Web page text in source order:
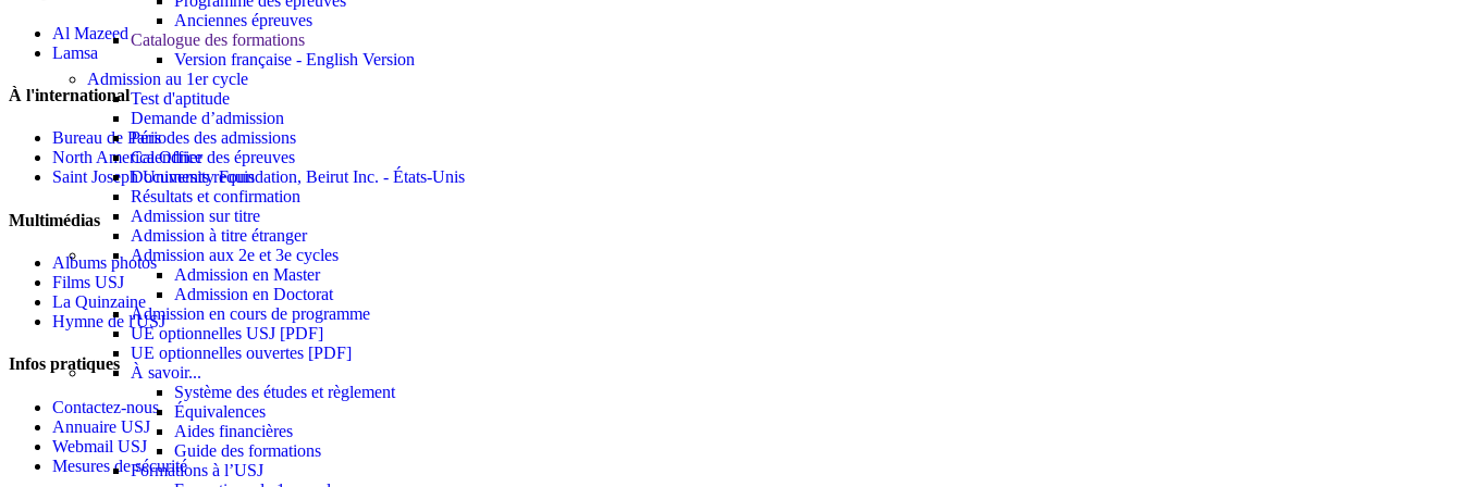
Anciennes épreuves
Catalogue des formations
Version française - English Version
Admission au 1er cycle
Test d'aptitude
Demande d’admission
Périodes des admissions
Calendrier des épreuves
Documents requis
Résultats et confirmation
Admission sur titre
Admission à titre étranger
Admission aux 2e et 3e cycles
Admission en Master
Admission en Doctorat
Admission en cours de programme
UE optionnelles USJ [PDF]
UE optionnelles ouvertes [PDF]
À savoir...
Système des études et règlement
Équivalences
Aides financières
Guide des formations
Formations à l’USJ
Al Mazeed
Lamsa
À l'international
Bureau de Paris
North America Office
Saint Joseph University Foundation, Beirut Inc. - États-Unis
Multimédias
Albums photos
Films USJ
La Quinzaine
Hymne de l'USJ
Infos pratiques
Contactez-nous
Annuaire USJ
Webmail USJ
Mesures de sécurité